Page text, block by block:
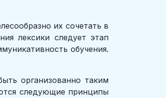
их сочетать в
лексики следует этап
обучения.
организованно таким
следующие принципы